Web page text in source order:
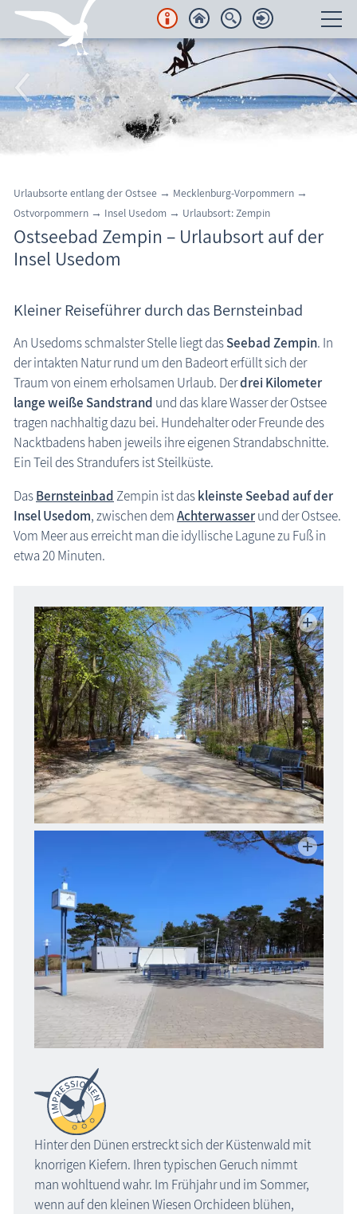
Unterkünfte
Regionales
Urlaubsorte
Halbinsel Fischland-Darß-Zingst
Insel Rügen
Insel Usedom
Ostseeheilbad Bansin
Ostseeheilbad Heringsdorf
Ostseebad Karlshagen
Ostseebad Koserow
Ostseebad Loddin
Ostseebad Trassenheide
Ostseebad Zinnowitz
Ostseebad Zempin
Peenemünde
Region Rostock
Region Schwerin
Karte Urlaubsorte
Karten
Freizeit
Wissenswertes
Veranstaltungen
Insel Usedom: Achterwasser
Urlaubsorte entlang der Ostsee → Mecklenburg-Vorpommern →
Ostvorpommern → Insel Usedom → Urlaubsort: Zempin
Ostseebad Zempin – Urlaubsort auf der
Insel Usedom
Kleiner Reiseführer durch das Bernsteinbad
An Usedoms schmalster Stelle liegt dasSeebad Zempin. In
der intakten Natur rund um den Badeort erfüllt sich der
Traum von einem erholsamen Urlaub. Derdrei Kilometer
lange weiße Sandstrand und das klare Wasser der Ostsee
tragen nachhaltig dazu bei. Hundehalter oder Freunde des
Nacktbadens haben jeweils ihre eigenen Strandabschnitte.
Ein Teil des Strandufers ist Steilküste.
DasBernsteinbadZempin ist daskleinste Seebad auf der
Insel Usedom, zwischen demAchterwasserund der Ostsee.
Vom Meer aus erreicht man die idyllische Lagune zu Fuß in
etwa 20 Minuten.
Hinter den Dünen erstreckt sich der Küstenwald mit
knorrigen Kiefern. Ihren typischen Geruch nimmt
man wohltuend wahr. Im Frühjahr und im Sommer,
wenn auf den kleinen Wiesen Orchideen blühen,